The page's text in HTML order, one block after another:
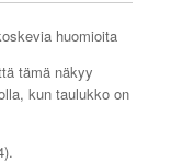
huomioita
tämä näkyy
kun taulukko on